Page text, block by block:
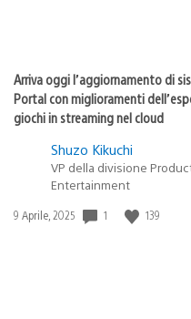
Arriva oggi l’aggiornamento di
Portal con miglioramenti
giochi in streaming nel cloud
Shuzo Kikuchi
VP della divisione
Entertainment
Data
9 Aprile, 2025 1 139